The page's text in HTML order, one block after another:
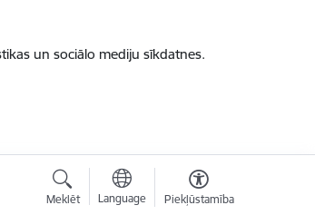
un sociālo mediju sīkdatnes.
Meklēt Language Piekļūstamība